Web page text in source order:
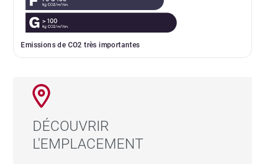
Emissions de CO2 très importantes
DÉCOUVRIR
L'EMPLACEMENT